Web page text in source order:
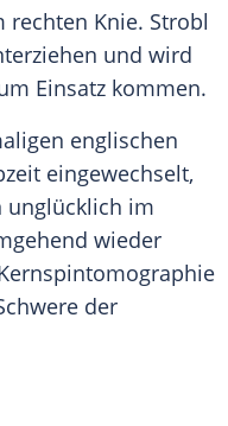
rechten Knie. Strobl
und wird
Einsatz kommen.
englischen
eingewechselt,
unglücklich im
wieder
der